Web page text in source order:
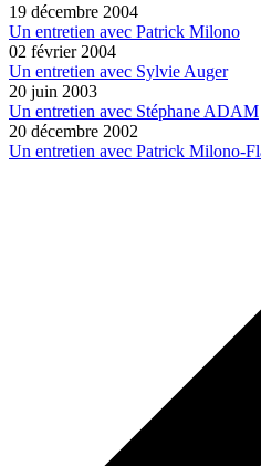
19 décembre 2004
Un entretien avec Patrick Milono
02 février 2004
Un entretien avec Sylvie Auger
20 juin 2003
Un entretien avec Stéphane ADAM
20 décembre 2002
Un entretien avec Patrick Milono-